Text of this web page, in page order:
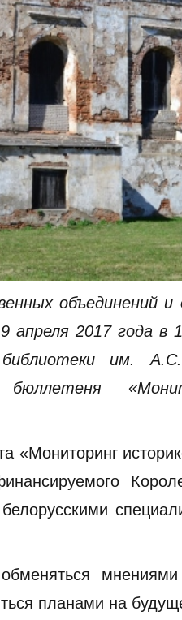
объединений
2017 года в
им.
«Мониторинг
мнениями
планами на